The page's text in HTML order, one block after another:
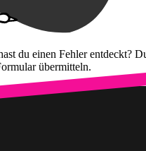
du einen Fehler entdeckt?
übermitteln.